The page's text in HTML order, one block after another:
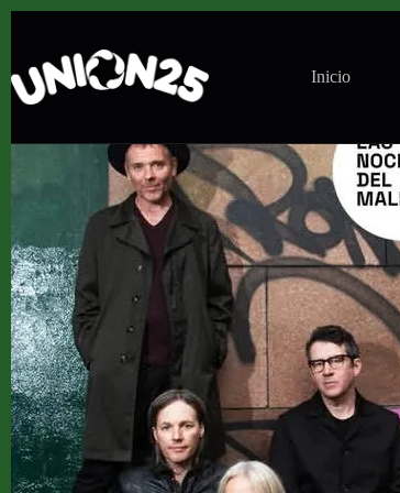
Inicio
Concierto de Belle and Sebastian en